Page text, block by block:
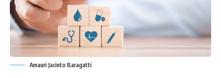
Amauri Jacinto Baragatti